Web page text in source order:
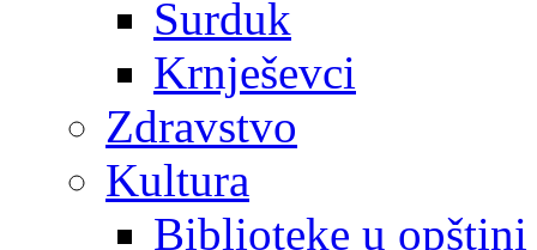
Surduk
Krnješevci
Zdravstvo
Kultura
Biblioteke u opštini